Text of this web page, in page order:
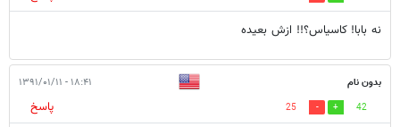
نه بابا! کاسیاس؟!! ازش بعیده
بدون نام ۱۸:۴۱ - ۱۳۹۱/۰۱/۱۱
42
25
پاسخ